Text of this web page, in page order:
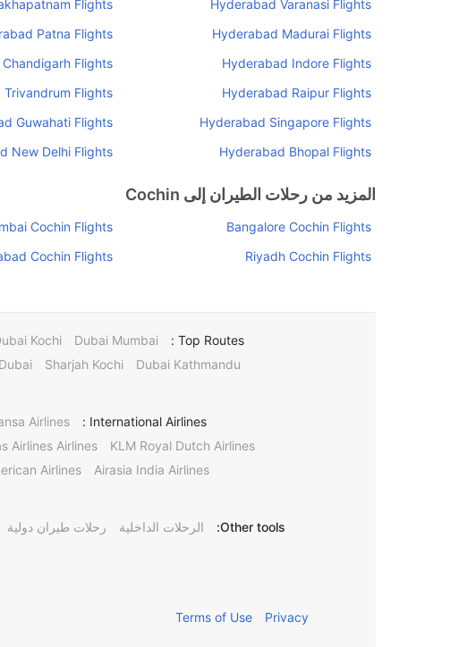
Hyderabad Varanasi Flights
Flights
Hyderabad Madurai Flights
Patna Flights
Hyderabad Indore Flights
Flights
Hyderabad Raipur Flights
Flights
Hyderabad Singapore Flights
Guwahati Flights
Hyderabad Bhopal Flights
New Delhi Flights
المزيد من رحلات الطيران إلى Cochin
Bangalore Cochin Flights
Cochin Flights
Riyadh Cochin Flights
Cochin Flights
Top Routes :
Dubai Mumbai
Kochi
Dubai Kathmandu
Sharjah Kochi
International Airlines :
Airlines
KLM Royal Dutch Airlines
Airlines Airlines
Airasia India Airlines
Airlines
Other tools: الرحلات الداخلية رحلات طيران دولية
Privacy
Terms of Use